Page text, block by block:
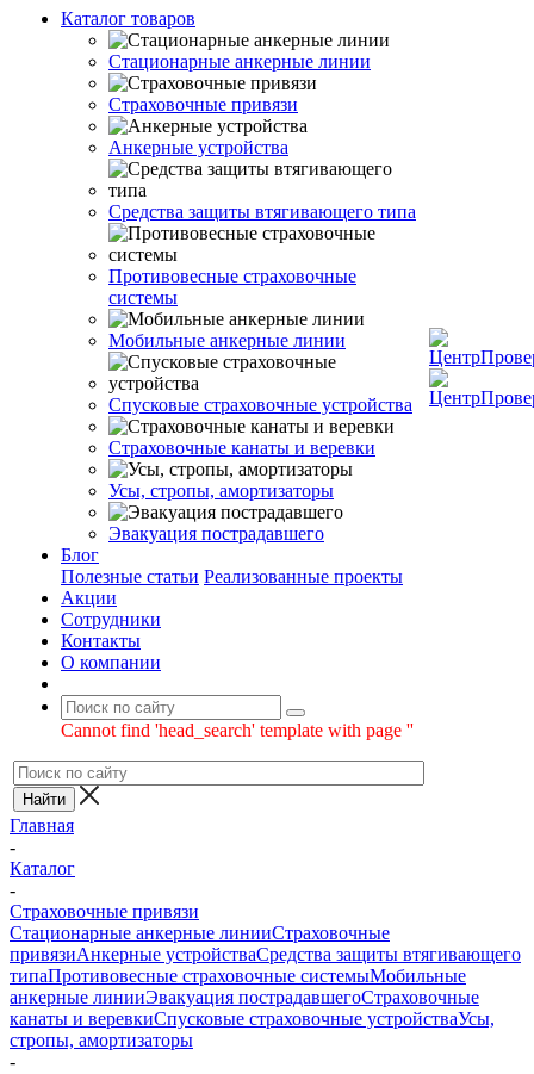
Каталог товаров
Стационарные анкерные линии
Страховочные привязи
Анкерные устройства
Средства защиты втягивающего типа
Противовесные страховочные
системы
Мобильные анкерные линии
Спусковые страховочные устройства
Страховочные канаты и веревки
Усы, стропы, амортизаторы
Эвакуация пострадавшего
Блог
Полезные статьи Реализованные проекты
Акции
Сотрудники
Контакты
О компании
Cannot find 'head_search' template with page ''
Главная
-
Каталог
-
Страховочные привязи
Стационарные анкерные линииСтраховочные
привязиАнкерные устройстваСредства защиты втягивающего
типаПротивовесные страховочные системыМобильные
анкерные линииЭвакуация пострадавшегоСтраховочные
канаты и веревкиСпусковые страховочные устройстваУсы,
стропы, амортизаторы
-